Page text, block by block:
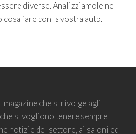
diverse. Analizziamole nel
fare con la vostra auto.
magazine che si rivolge agli
si vogliono tenere sempre
notizie del settore, ai saloni ed